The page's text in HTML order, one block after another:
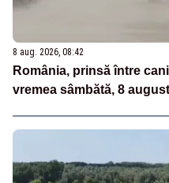
8 aug. 2026, 08:42
România, prinsă între
vremea sâmbătă, 8 august